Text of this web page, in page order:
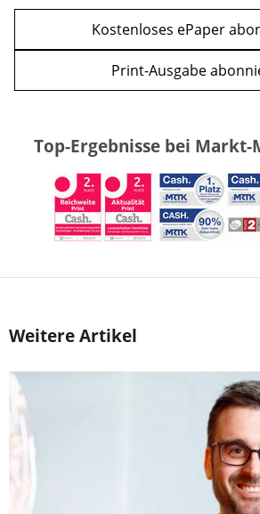
Kostenloses ePaper
Print-Ausgabe
Top-Ergebnisse bei
Weitere Artikel